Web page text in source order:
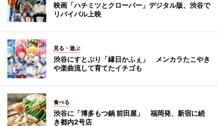
映画「ハチミツとクローバー」デジタル版、渋谷で
リバイバル上映
見る・遊ぶ
渋谷にすとぷり「縁日かふぇ」 メンカラたこやき
や楽曲流して育てたイチゴも
食べる
渋谷に「博多もつ鍋 前田屋」 福岡発、新宿に続
き都内2号店